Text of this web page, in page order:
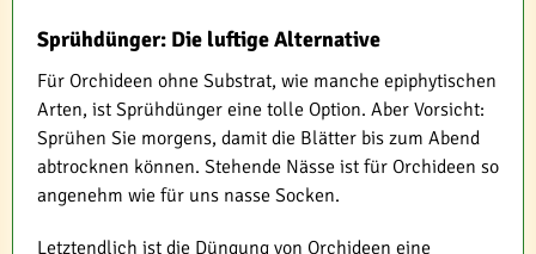
Sprühdünger: Die luftige Alternative
Für Orchideen ohne Substrat, wie manche epiphytischen
Arten, ist Sprühdünger eine tolle Option. Aber Vorsicht:
Sprühen Sie morgens, damit die Blätter bis zum Abend
abtrocknen können. Stehende Nässe ist für Orchideen so
angenehm wie für uns nasse Socken.
Letztendlich ist die Düngung von Orchideen eine